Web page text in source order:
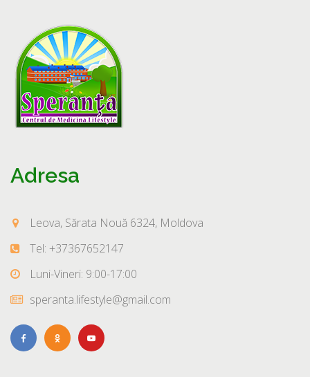
Adresa
Leova, Sărata Nouă 6324, Moldova
Tel: +37367652147
Luni-Vineri: 9:00-17:00
speranta.lifestyle@gmail.com